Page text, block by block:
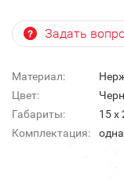
Задать
Материал:
Цвет:
Габариты:
15 х
Комплектация: